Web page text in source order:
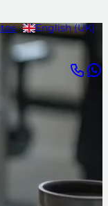
English (UK)